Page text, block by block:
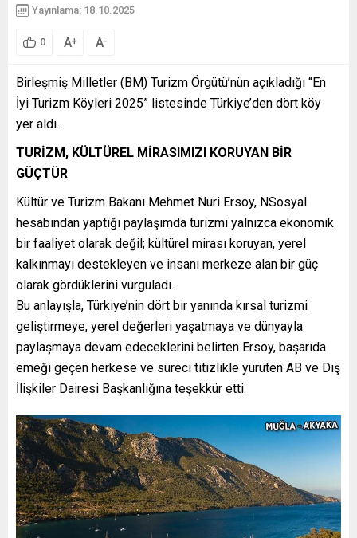
Yayınlama: 18.10.2025
0 A+ A-
Birleşmiş Milletler (BM) Turizm Örgütü’nün açıkladığı “En
İyi Turizm Köyleri 2025” listesinde Türkiye’den dört köy
yer aldı.
TURİZM, KÜLTÜREL MİRASIMIZI KORUYAN BİR
GÜÇTÜR
Kültür ve Turizm Bakanı Mehmet Nuri Ersoy, NSosyal
hesabından yaptığı paylaşımda turizmi yalnızca ekonomik
bir faaliyet olarak değil; kültürel mirası koruyan, yerel
kalkınmayı destekleyen ve insanı merkeze alan bir güç
olarak gördüklerini vurguladı.
Bu anlayışla, Türkiye’nin dört bir yanında kırsal turizmi
geliştirmeye, yerel değerleri yaşatmaya ve dünyayla
paylaşmaya devam edeceklerini belirten Ersoy, başarıda
emeği geçen herkese ve süreci titizlikle yürüten AB ve Dış
İlişkiler Dairesi Başkanlığına teşekkür etti.